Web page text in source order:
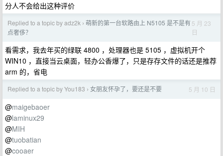
分人不会给出这种评价
Replied to a topic by adz2k › 萌新的第一台软路由上 N5105 是不是有
点奢侈？
5 月 23
日
看需求，我去年买的绿联 4800 ，处理器也是 5105 ，虚拟机开个
WIN10 ，直接当云桌面，轻办公香爆了，只是存存文件的话还是推荐
arm 的，省电
Replied to a topic by You183 › 女朋友怀孕了，要还是不要 5 月 10 日
@maigebaoer
@laminux29
@MIH
@tuobatian
@cooaer